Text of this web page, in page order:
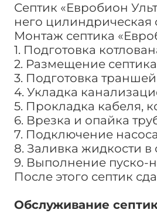
Септик «Евробион
него цилиндрическая
Монтаж септика
1. Подготовка
2. Размещение
3. Подготовка
4. Укладка
5. Прокладка кабеля,
6. Врезка и опайка
7. Подключение
8. Заливка жидкости
9. Выполнение пуско-
После этого септик
Обслуживание